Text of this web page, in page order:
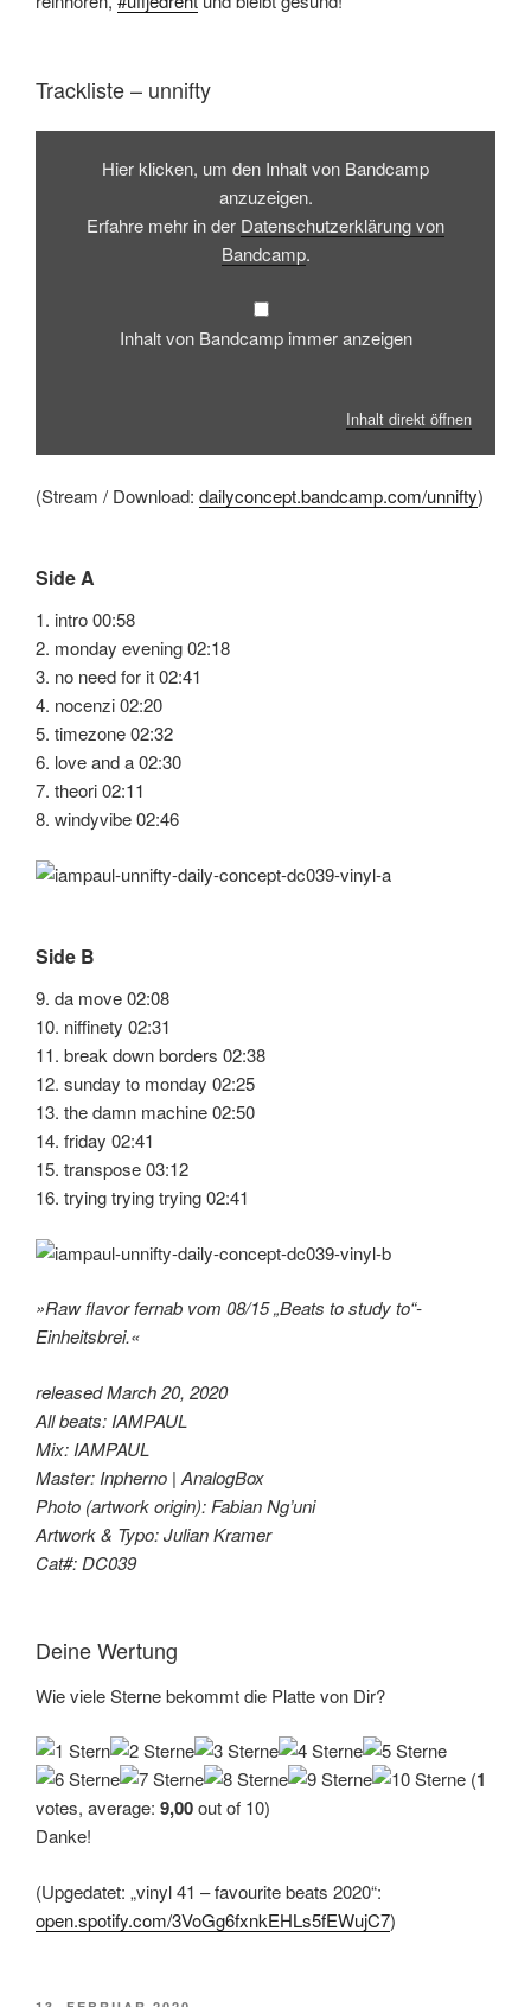
Trackliste – unnifty
Inhalt
BandcampHier klicken, um den Inhalt von Bandcamp
anzuzeigen.
Erfahre mehr in der Datenschutzerklärung von
Bandcamp.
Inhalt von Bandcamp immer anzeigen
Inhalt direkt öffnen
(Stream / Download: dailyconcept.bandcamp.com/unnifty)
Side A
1. intro 00:58
2. monday evening 02:18
3. no need for it 02:41
4. nocenzi 02:20
5. timezone 02:32
6. love and a 02:30
7. theori 02:11
8. windyvibe 02:46
Side B
9. da move 02:08
10. niffinety 02:31
11. break down borders 02:38
12. sunday to monday 02:25
13. the damn machine 02:50
14. friday 02:41
15. transpose 03:12
16. trying trying trying 02:41
»Raw flavor fernab vom 08/15 „Beats to study to“-
Einheitsbrei.«
released March 20, 2020
All beats: IAMPAUL
Mix: IAMPAUL
Master: Inpherno | AnalogBox
Photo (artwork origin): Fabian Ng’uni
Artwork & Typo: Julian Kramer
Cat#: DC039
Deine Wertung
Wie viele Sterne bekommt die Platte von Dir?
(1
votes, average: 9,00out of 10)
Danke!
(Upgedatet: „vinyl 41 – favourite beats 2020“:
open.spotify.com/3VoGg6fxnkEHLs5fEWujC7)